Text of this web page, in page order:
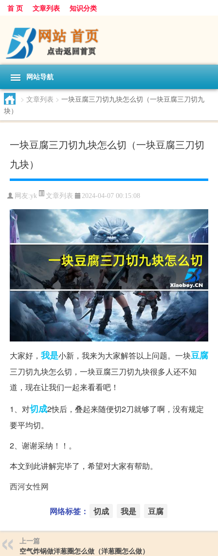
首 页 文章列表 知识分类
网站导航
> 文章列表 > 一块豆腐三刀切九块怎么切（一块豆腐三刀切九
块）
一块豆腐三刀切九块怎么切（一块豆腐三刀切
九块）
网友:yk 文章列表 2024-04-07 00:15:08
大家好， 我是小新，我来为大家解答以上问题。一块豆腐
三刀切九块怎么切，一块豆腐三刀切九块很多人还不知
道，现在让我们一起来看看吧！
1、对切成2快后，叠起来随便切2刀就够了啊，没有规定
要平均切。
2、谢谢采纳！！。
本文到此讲解完毕了，希望对大家有帮助。
西河女性网
网络标签： 切成 我是 豆腐
上一篇
空气炸锅做洋葱圈怎么做（洋葱圈怎么做）